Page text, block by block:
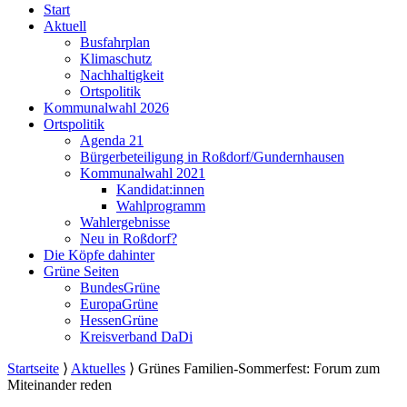
Start
Aktuell
Busfahrplan
Klimaschutz
Nachhaltigkeit
Ortspolitik
Kommunalwahl 2026
Ortspolitik
Agenda 21
Bürgerbeteiligung in Roßdorf/Gundernhausen
Kommunalwahl 2021
Kandidat:innen
Wahlprogramm
Wahlergebnisse
Neu in Roßdorf?
Die Köpfe dahinter
Grüne Seiten
BundesGrüne
EuropaGrüne
HessenGrüne
Kreisverband DaDi
Startseite ⟩ Aktuelles ⟩ Grünes Familien-Sommerfest: Forum zum
Miteinander reden